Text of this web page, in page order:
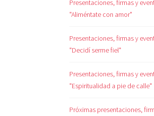
Presentaciones, firmas y
"Aliméntate con amor"
Presentaciones, firmas y
"Decidí serme fiel"
Presentaciones, firmas y
"Espiritualidad a pie de calle"
Próximas presentaciones,